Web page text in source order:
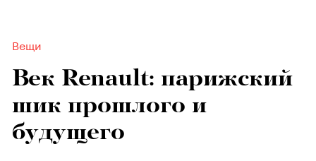
Вещи
Век Renault: парижский
шик прошлого и
будущего